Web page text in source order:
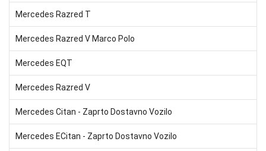
Mercedes Razred T
Mercedes Razred V Marco Polo
Mercedes EQT
Mercedes Razred V
Mercedes Citan - Zaprto Dostavno Vozilo
Mercedes ECitan - Zaprto Dostavno Vozilo